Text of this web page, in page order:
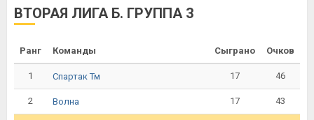
ВТОРАЯ ЛИГА Б. ГРУППА 3
Ранг Команды Сыграно Очков
1 Спартак Тм 17 46
2 Волна 17 43